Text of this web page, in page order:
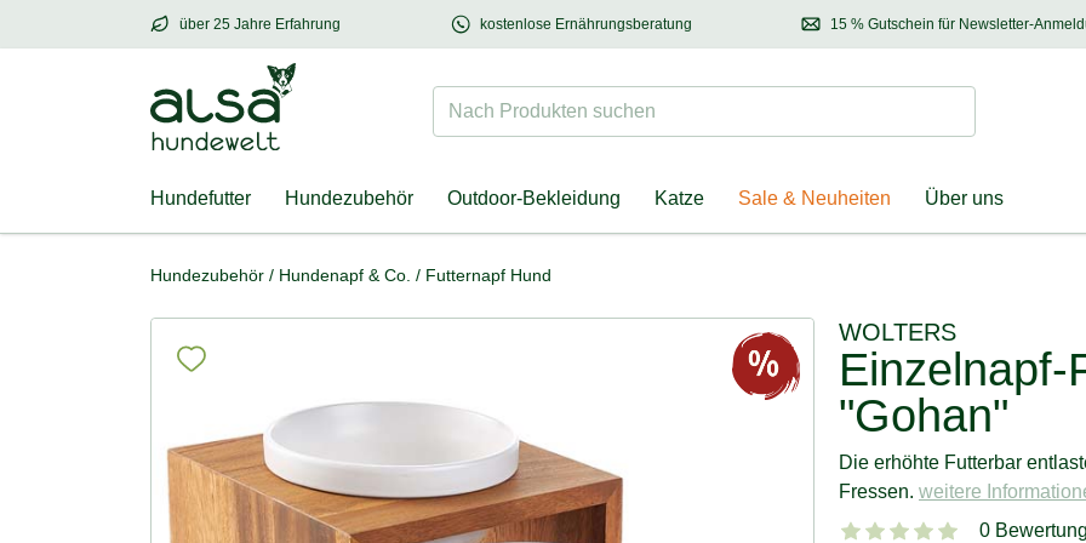
über 25 Jahre Erfahrung
über25 Jahre Erfahrung – mit Herz für Hund & Halter 15 % Gutschein für Newsletter-
Entdecken Sie
kostenlose Ernährungsberatung
Kontaktieren Sie unsere
Ernährungsberatung:
Nach Produkten suchen Suchen
Hundefutter Hundezubehör Outdoor-Bekleidung Katze Sale & Neuheiten Über uns
Hundezubehör / Hundenapf & Co. / Futternapf Hund
WOLTERS
Einzelnapf-
"Gohan"
Die erhöhte Futterbar
Fressen. weitere
0